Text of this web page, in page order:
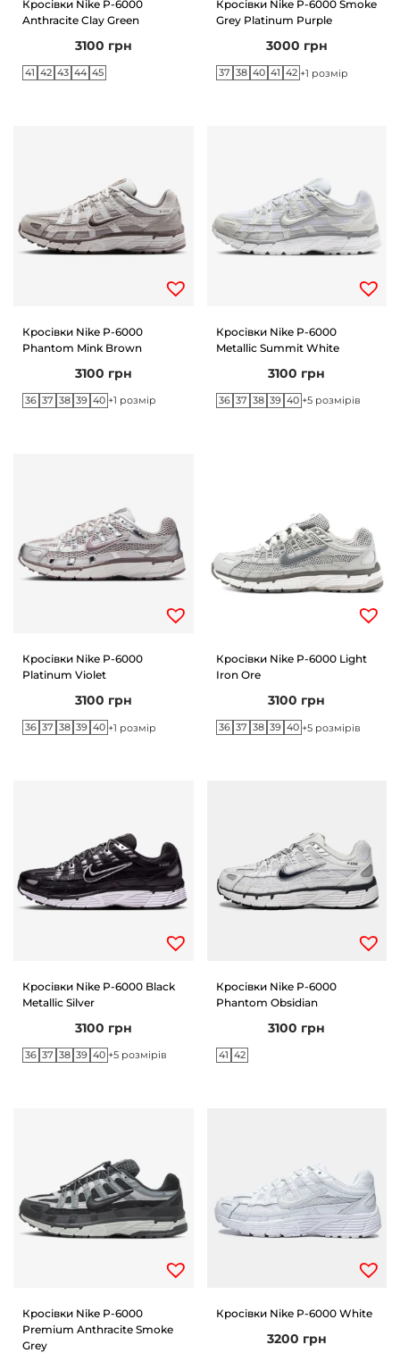
Кросівки Nike P-6000
Anthracite Clay Green
3100 грн
41 42 43 44 45
Кросівки Nike P-6000 Smoke
Grey Platinum Purple
3000 грн
37 38 40 41 42 +1 розмір
Кросівки Nike P-6000
Phantom Mink Brown
3100 грн
36 37 38 39 40 +1 розмір
Кросівки Nike P-6000
Metallic Summit White
3100 грн
36 37 38 39 40 +5 розмірів
Кросівки Nike P-6000
Platinum Violet
3100 грн
36 37 38 39 40 +1 розмір
Кросівки Nike P-6000 Light
Iron Ore
3100 грн
36 37 38 39 40 +5 розмірів
Кросівки Nike P-6000 Black
Metallic Silver
3100 грн
36 37 38 39 40 +5 розмірів
Кросівки Nike P-6000
Phantom Obsidian
3100 грн
41 42
Кросівки Nike P-6000
Premium Anthracite Smoke
Grey
Кросівки Nike P-6000 White
3200 грн